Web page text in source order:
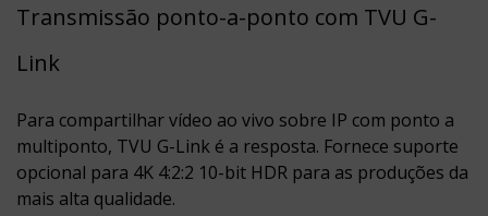
Transmissão ponto-a-ponto com TVU G-
Link
Para compartilhar vídeo ao vivo sobre IP com ponto a
multiponto, TVU G-Link é a resposta. Fornece suporte
opcional para 4K 4:2:2 10-bit HDR para as produções da
mais alta qualidade.